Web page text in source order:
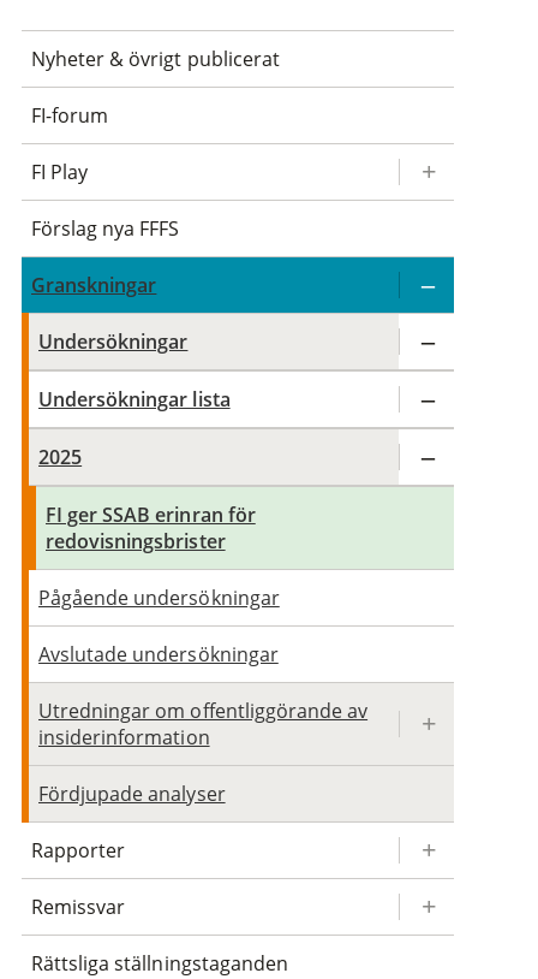
Nyheter & övrigt publicerat
FI-forum
FI Play
Förslag nya FFFS
Granskningar
Undersökningar
Undersökningar lista
2025
FI ger SSAB erinran för
redovisningsbrister
Pågående undersökningar
Avslutade undersökningar
Utredningar om offentliggörande av
insiderinformation
Fördjupade analyser
Rapporter
Remissvar
Rättsliga ställningstaganden